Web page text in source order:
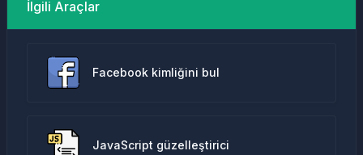
İlgili Araçlar
Facebook kimliğini bul
JavaScript güzelleştirici